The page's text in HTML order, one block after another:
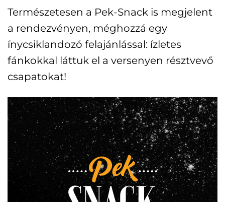
Természetesen a Pek-Snack is megjelent
a rendezvényen, méghozzá egy
ínycsiklandozó felajánlással: ízletes
fánkokkal láttuk el a versenyen résztvevő
csapatokat!